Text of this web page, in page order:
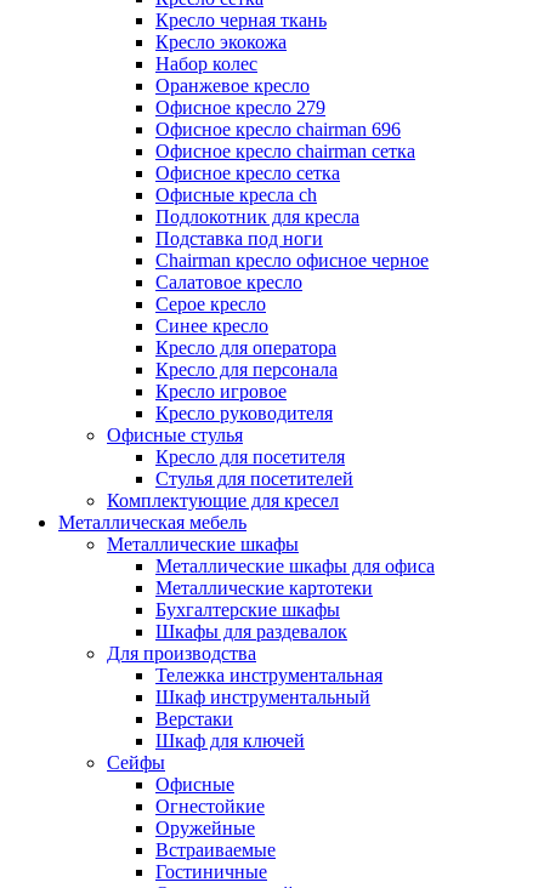
Кресло черная ткань
Кресло экокожа
Набор колес
Оранжевое кресло
Офисное кресло 279
Офисное кресло chairman 696
Офисное кресло chairman сетка
Офисное кресло сетка
Офисные кресла ch
Подлокотник для кресла
Подставка под ноги
Сhairman кресло офисное черное
Салатовое кресло
Серое кресло
Синее кресло
Кресло для оператора
Кресло для персонала
Кресло игровое
Кресло руководителя
Офисные стулья
Кресло для посетителя
Стулья для посетителей
Комплектующие для кресел
Металлическая мебель
Металлические шкафы
Металлические шкафы для офиса
Металлические картотеки
Бухгалтерские шкафы
Шкафы для раздевалок
Для производства
Тележка инструментальная
Шкаф инструментальный
Верстаки
Шкаф для ключей
Сейфы
Офисные
Огнестойкие
Оружейные
Встраиваемые
Гостиничные